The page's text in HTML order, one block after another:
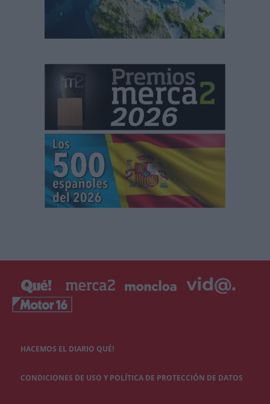
HACEMOS EL DIARIO QUÉ!
CONDICIONES DE USO Y POLÍTICA DE PROTECCIÓN DE DATOS